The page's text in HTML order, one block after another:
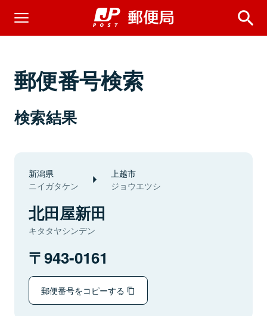
郵便番号検索
検索結果
新潟県
ニイガタケン
上越市
ジョウエツシ
北田屋新田
キタタヤシンデン
943-0161
郵便番号をコピーする